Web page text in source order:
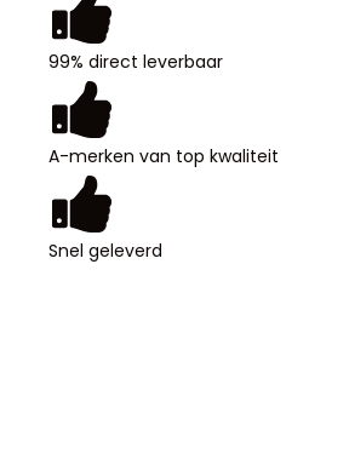
99% direct leverbaar
A-merken van top kwaliteit
Snel geleverd